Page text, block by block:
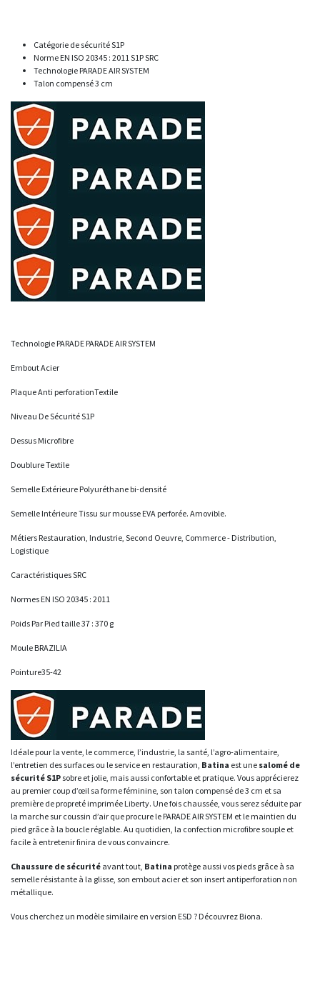
Catégorie de sécurité S1P
Norme EN ISO 20345 : 2011 S1P SRC
Technologie PARADE AIR SYSTEM
Talon compensé 3 cm
Technologie PARADE PARADE AIR SYSTEM
Embout Acier
Plaque Anti perforationTextile
Niveau De Sécurité S1P
Dessus Microfibre
Doublure Textile
Semelle Extérieure Polyuréthane bi-densité
Semelle Intérieure Tissu sur mousse EVA perforée. Amovible.
Métiers Restauration, Industrie, Second Oeuvre, Commerce - Distribution,
Logistique
Caractéristiques SRC
Normes EN ISO 20345 : 2011
Poids Par Pied taille 37 : 370 g
Moule BRAZILIA
Pointure35-42
Idéale pour la vente, le commerce, l’industrie, la santé, l’agro-alimentaire,
l’entretien des surfaces ou le service en restauration, Batina est une salomé de
sécurité S1P sobre et jolie, mais aussi confortable et pratique. Vous apprécierez
au premier coup d’œil sa forme féminine, son talon compensé de 3 cm et sa
première de propreté imprimée Liberty. Une fois chaussée, vous serez séduite par
la marche sur coussin d’air que procure le PARADE AIR SYSTEM et le maintien du
pied grâce à la boucle réglable. Au quotidien, la confection microfibre souple et
facile à entretenir finira de vous convaincre.
Chaussure de sécurité avant tout, Batina protège aussi vos pieds grâce à sa
semelle résistante à la glisse, son embout acier et son insert antiperforation non
métallique.
Vous cherchez un modèle similaire en version ESD ? Découvrez Biona.